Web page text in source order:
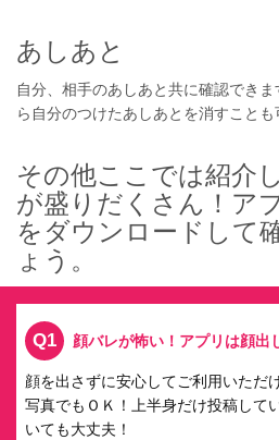
あしあと
自分、相手のあしあと共に確認でき
ら自分のつけたあしあとを消すことも
その他ここでは紹介
が盛りだくさん！ア
をダウンロードして
ょう。
Q1 顔バレが怖い！アプリは顔出
顔を出さずに安心してご利用いただ
写真でもＯＫ！上半身だけ投稿して
いても大丈夫！